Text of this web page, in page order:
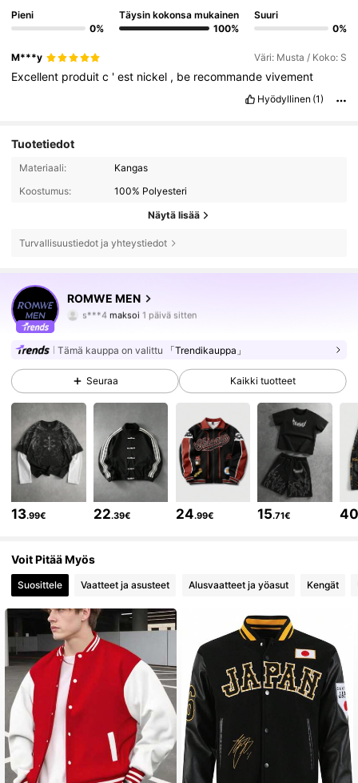
Pieni
0%
Täysin kokonsa mukainen
100%
Suuri
0%
M***y Väri: Musta / Koko: S
Excellent produitc 'est nickel , be recommandevivement
Hyödyllinen (1)
Tuotetiedot
Materiaali:
Kangas
Koostumus:
100% Polyesteri
Näytä lisää
Turvallisuustiedot ja yhteystiedot
ROMWE MEN
s***4maksoi 1 päivä sitten
c***6seurasi 30 minuuttia sitten
4.81 669K Seuraajat
4.81 669K Seuraajat
4.81 669K Seuraajat
4.81
4.81 669K Seuraajat
669K Seuraajat
669K Seuraajat
669K Seuraajat
Tämä kauppa on valittu 「Trendikauppa」
Seuraa Kaikki tuotteet
13.99€ 22.39€ 24.99€ 15.71€
Voit Pitää Myös
Suosittele Vaatteet ja asusteet Alusvaatteet ja yöasut Kengät